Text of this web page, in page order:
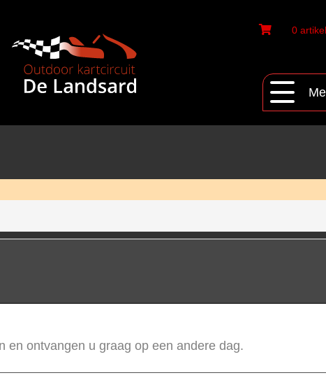
0
en ontvangen u graag op een andere dag.